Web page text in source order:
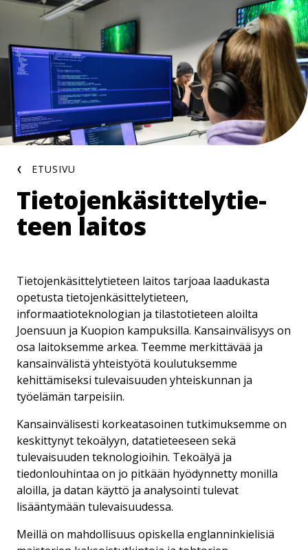
Hyppää
pääsisältöön
ETUSIVU
Tie­to­jen­kä­sit­te­ly­tie­
teen laitos
Tietojenkäsittelytieteen laitos tarjoaa laadukasta
opetusta tietojenkäsittelytieteen,
informaatioteknologian ja tilastotieteen aloilta
Joensuun ja Kuopion kampuksilla. Kansainvälisyys on
osa laitoksemme arkea. Teemme merkittävää ja
kansainvälistä yhteistyötä koulutuksemme
kehittämiseksi tulevaisuuden yhteiskunnan ja
työelämän tarpeisiin.
Kansainvälisesti korkeatasoinen tutkimuksemme on
keskittynyt tekoälyyn, datatieteeseen sekä
tulevaisuuden teknologioihin. Tekoälyä ja
tiedonlouhintaa on jo pitkään hyödynnetty monilla
aloilla, ja datan käyttö ja analysointi tulevat
lisääntymään tulevaisuudessa.
Meillä on mahdollisuus opiskella englanninkielisiä